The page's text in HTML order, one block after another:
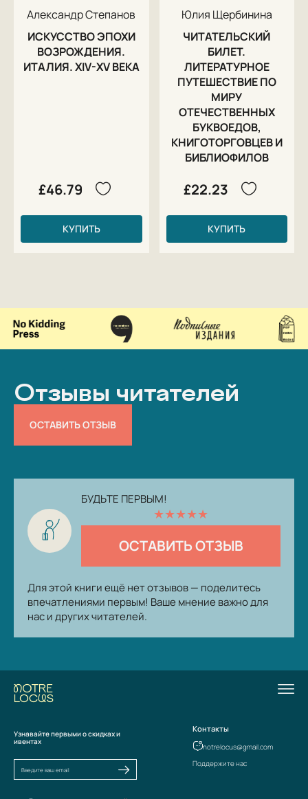
Александр Степанов
ИСКУССТВО ЭПОХИ
ВОЗРОЖДЕНИЯ.
ИТАЛИЯ. XIV-XV ВЕКА
£46.79
КУПИТЬ
Юлия Щербинина
ЧИТАТЕЛЬСКИЙ
БИЛЕТ.
ЛИТЕРАТУРНОЕ
ПУТЕШЕСТВИЕ ПО
МИРУ
ОТЕЧЕСТВЕННЫХ
БУКВОЕДОВ,
КНИГОТОРГОВЦЕВ И
БИБЛИОФИЛОВ
£22.23
КУПИТЬ
Отзывы читателей
ОСТАВИТЬ ОТЗЫВ
БУДЬТЕ ПЕРВЫМ!
★★★★★
ОСТАВИТЬ ОТЗЫВ
Для этой книги ещё нет отзывов — поделитесь
впечатлениями первым! Ваше мнение важно для
нас и других читателей.
Узнавайте первыми о скидках и
ивентах
Контакты
notrelocus@gmail.com
Поддержите нас